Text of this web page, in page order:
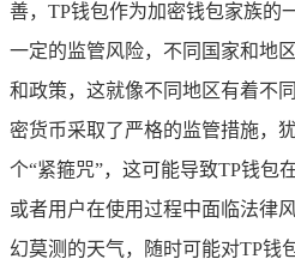
善，TP钱包作为加密钱包家族的
一定的监管风险，不同国家和地
和政策，这就像不同地区有着不
密货币采取了严格的监管措施，
个“紧箍咒”，这可能导致TP钱包
或者用户在使用过程中面临法律
幻莫测的天气，随时可能对TP钱